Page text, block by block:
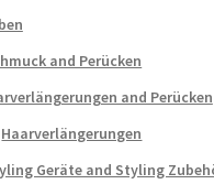
and Perücken
and Perücken
Haarverlängerungen
Geräte and Styling